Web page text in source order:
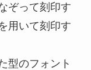
ぞって刻印す
用いて刻印す
型のフォント